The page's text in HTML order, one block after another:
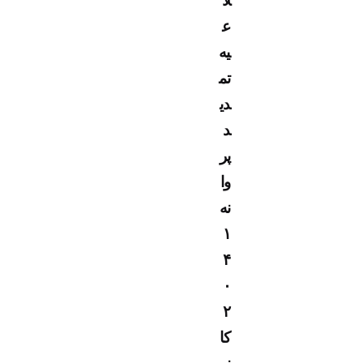
ع
یه
تم
دی
د
پر
وا
نه
۱
۴
۰
۲
کا